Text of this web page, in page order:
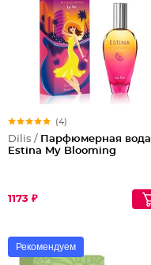
(4)
Dilis / Парфюмерная вода
Estina My Blooming
1173 ₽
Рекомендуем